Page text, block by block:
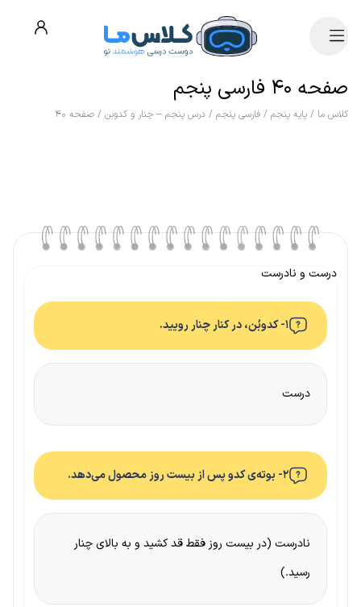
صفحه ۴۰ فارسی پنجم
کلاس ما / پایه پنجم / فارسی پنجم / درس پنجم – چنار و کدوبن / صفحه ۴۰
درست و نادرست
۱- کدوبُن، در کنار چنار رویید.
درست
۲- بوته‌ی کدو پس از بیست روز محصول می‌دهد.
نادرست (در بیست روز فقط قد کشید و به بالای چنار
رسید.)